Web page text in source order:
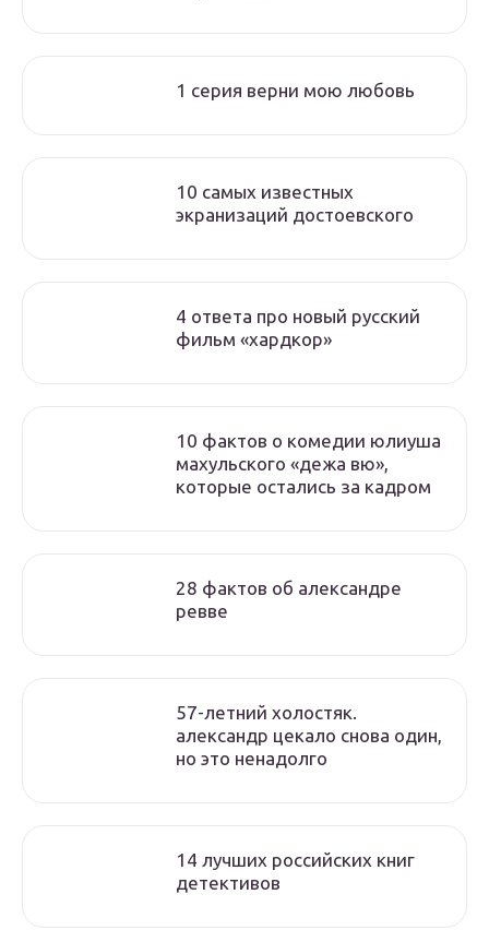
1 серия верни мою любовь
10 самых известных
экранизаций достоевского
4 ответа про новый русский
фильм «хардкор»
10 фактов о комедии юлиуша
махульского «дежа вю»,
которые остались за кадром
28 фактов об александре
ревве
57-летний холостяк.
александр цекало снова один,
но это ненадолго
14 лучших российских книг
детективов